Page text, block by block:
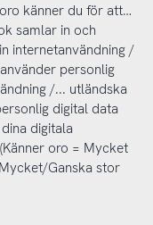
känner du för att…
samlar in och
internetanvändning /
personlig
/... utländska
digital data
digitala
oro = Mycket
Ganska stor